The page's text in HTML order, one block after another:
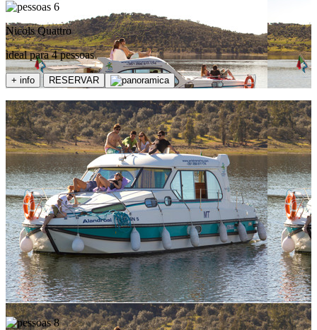
6
Nicols Quattro
ideal para 4 pessoas
+ info RESERVAR
8